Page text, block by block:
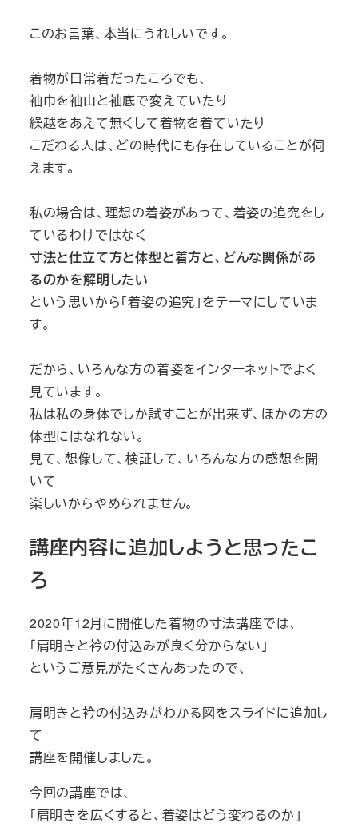
このお言葉、本当にうれしいです。
着物が日常着だったころでも、
袖巾を袖山と袖底で変えていたり
繰越をあえて無くして着物を着ていたり
こだわる人は、どの時代にも存在していることが伺
えます。
私の場合は、理想の着姿があって、着姿の追究をし
ているわけではなく
寸法と仕立て方と体型と着方と、どんな関係があ
るのかを解明したい
という思いから「着姿の追究」をテーマにしていま
す。
だから、いろんな方の着姿をインターネットでよく
見ています。
私は私の身体でしか試すことが出来ず、ほかの方の
体型にはなれない。
見て、想像して、検証して、いろんな方の感想を聞
いて
楽しいからやめられません。
講座内容に追加しようと思ったこ
ろ
2020年12月に開催した着物の寸法講座では、
「肩明きと衿の付込みが良く分からない」
というご意見がたくさんあったので、
肩明きと衿の付込みがわかる図をスライドに追加し
て
講座を開催しました。
今回の講座では、
「肩明きを広くすると、着姿はどう変わるのか」